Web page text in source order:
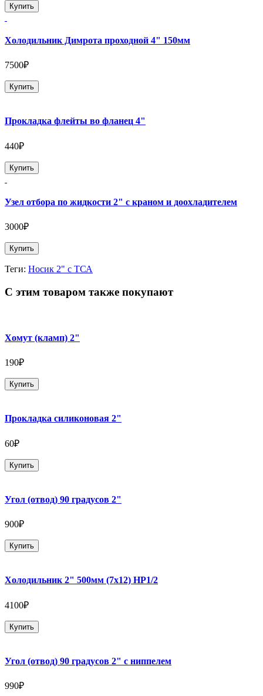
Купить
Холодильник Димрота проходной 4" 150мм
7500₽
Купить
Прокладка флейты во фланец 4"
440₽
Купить
Узел отбора по жидкости 2" с краном и доохладителем
3000₽
Купить
Теги: Носик 2" с ТСА
С этим товаром также покупают
Хомут (кламп) 2"
190₽
Купить
Прокладка силиконовая 2"
60₽
Купить
Угол (отвод) 90 градусов 2"
900₽
Купить
Холодильник 2" 500мм (7х12) НР1/2
4100₽
Купить
Угол (отвод) 90 градусов 2" с ниппелем
990₽